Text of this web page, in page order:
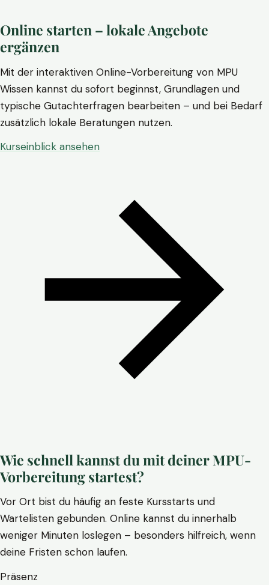
Online starten – lokale Angebote
ergänzen
Mit der interaktiven Online-Vorbereitung von MPU
Wissen kannst du sofort beginnst, Grundlagen und
typische Gutachterfragen bearbeiten – und bei Bedarf
zusätzlich lokale Beratungen nutzen.
Kurseinblick ansehen
Wie schnell kannst du mit deiner MPU-
Vorbereitung startest?
Vor Ort bist du häufig an feste Kursstarts und
Wartelisten gebunden. Online kannst du innerhalb
weniger Minuten loslegen – besonders hilfreich, wenn
deine Fristen schon laufen.
Präsenz